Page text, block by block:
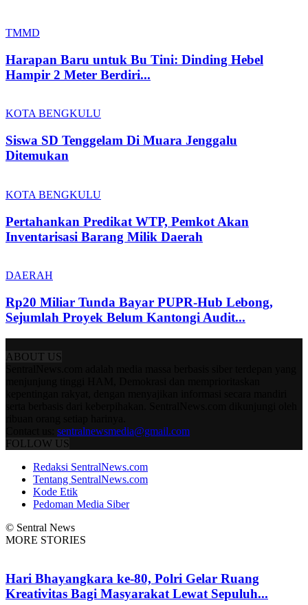
TMMD
Harapan Baru untuk Bu Tini: Dinding Hebel
Hampir 2 Meter Berdiri...
KOTA BENGKULU
Siswa SD Tenggelam Di Muara Jenggalu
Ditemukan
KOTA BENGKULU
Pertahankan Predikat WTP, Pemkot Akan
Inventarisasi Barang Milik Daerah
DAERAH
Rp20 Miliar Tunda Bayar PUPR-Hub Lebong,
Sejumlah Proyek Belum Kantongi Audit...
ABOUT US
sentralnewsmedia@gmail.com
FOLLOW US
Redaksi SentralNews.com
Tentang SentralNews.com
Kode Etik
Pedoman Media Siber
© Sentral News
MORE STORIES
Hari Bhayangkara ke-80, Polri Gelar Ruang
Kreativitas Bagi Masyarakat Lewat Sepuluh...